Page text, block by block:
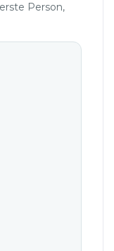
Person,